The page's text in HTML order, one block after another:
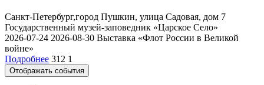
Санкт-Петербург,город Пушкин, улица Садовая, дом 7
Государственный музей-заповедник «Царское Село»
2026-07-24 2026-08-30 Выставка «Флот России в Великой
войне»
Подробнее 312 1
Отображать события